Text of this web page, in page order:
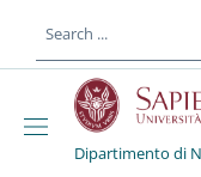
Dipartimento di